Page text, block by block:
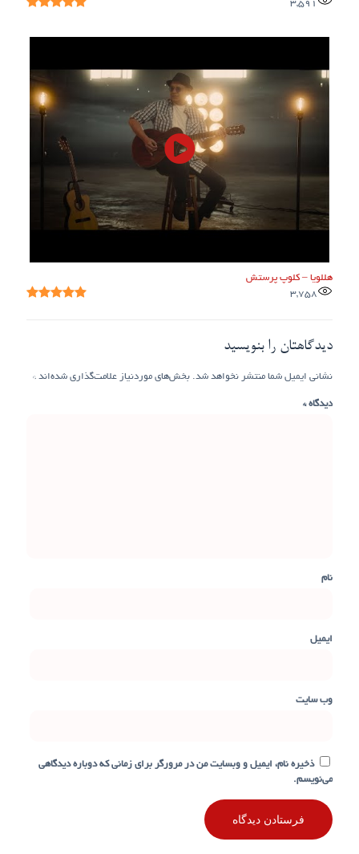
3,591
هللویا – کلوپ پرستش
3,758
دیدگاهتان را بنویسید
نشانی ایمیل شما منتشر نخواهد شد. بخش‌های موردنیاز علامت‌گذاری شده‌اند *
دیدگاه*
نام
ایمیل
وب‌ سایت
ذخیره نام، ایمیل و وبسایت من در مرورگر برای زمانی که دوباره دیدگاهی
می‌نویسم.